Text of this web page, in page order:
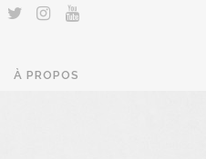
À PROPOS